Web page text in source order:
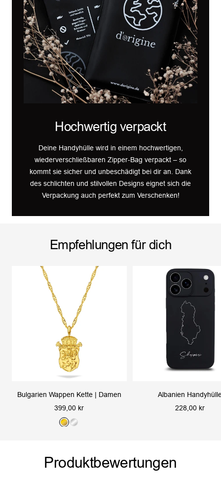
Hochwertig verpackt
Deine Handyhülle wird in einem hochwertigen,
wiederverschließbaren Zipper-Bag verpackt – so
kommt sie sicher und unbeschädigt bei dir an. Dank
des schlichten und stilvollen Designs eignet sich die
Verpackung auch perfekt zum Verschenken!
Empfehlungen für dich
Bulgarien Wappen Kette | Damen
Angebotspreis
399,00 kr
G
d
S
b
Albanien
Angebotspreis
228,00 kr
Produktbewertungen